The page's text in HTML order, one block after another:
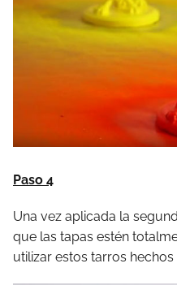
Paso 4
Una vez aplicada la
que las tapas estén
utilizar estos tarros hechos